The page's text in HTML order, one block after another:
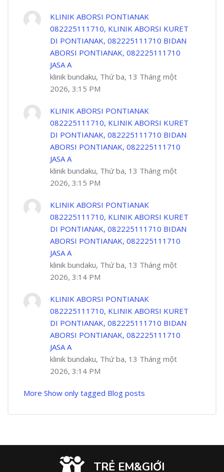
KLINIK ABORSI PONTIANAK
082225111710, KLINIK ABORSI KURET
DI PONTIANAK, 082225111710 BIDAN
ABORSI PONTIANAK, 082225111710
JASA A
klinik bundaku, Thứ ba, 13 Tháng một
2026, 3:15 PM
KLINIK ABORSI PONTIANAK
082225111710, KLINIK ABORSI KURET
DI PONTIANAK, 082225111710 BIDAN
ABORSI PONTIANAK, 082225111710
JASA A
klinik bundaku, Thứ ba, 13 Tháng một
2026, 3:15 PM
KLINIK ABORSI PONTIANAK
082225111710, KLINIK ABORSI KURET
DI PONTIANAK, 082225111710 BIDAN
ABORSI PONTIANAK, 082225111710
JASA A
klinik bundaku, Thứ ba, 13 Tháng một
2026, 3:14 PM
KLINIK ABORSI PONTIANAK
082225111710, KLINIK ABORSI KURET
DI PONTIANAK, 082225111710 BIDAN
ABORSI PONTIANAK, 082225111710
JASA A
klinik bundaku, Thứ ba, 13 Tháng một
2026, 3:14 PM
More Show only tagged Blog posts
TRẺ EM&GIỚI